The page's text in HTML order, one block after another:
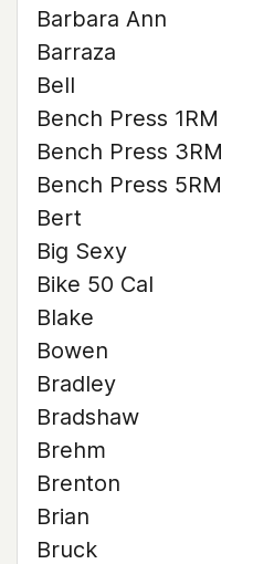
Barbara Ann
Barraza
Bell
Bench Press 1RM
Bench Press 3RM
Bench Press 5RM
Bert
Big Sexy
Bike 50 Cal
Blake
Bowen
Bradley
Bradshaw
Brehm
Brenton
Brian
Bruck